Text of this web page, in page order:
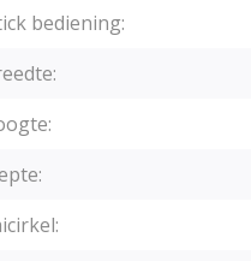
bediening: